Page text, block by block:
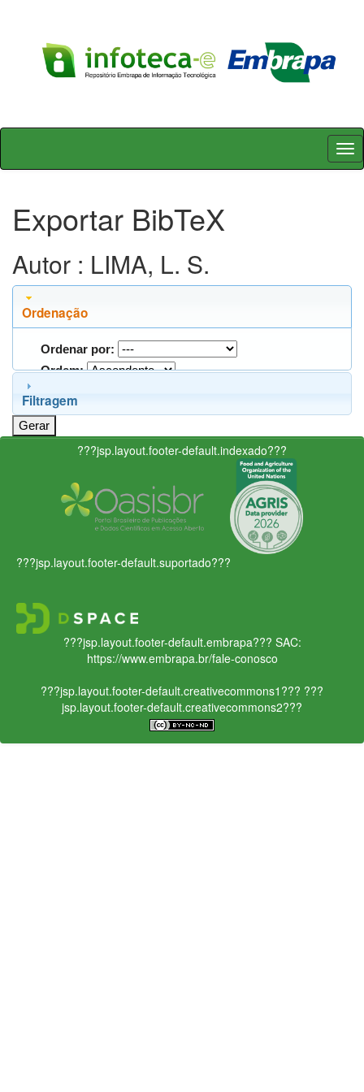
Skip
Exportar BibTeX
Autor : LIMA, L. S.
Ordenação
Ordenar por:
Ordem:
Filtragem
???jsp.layout.footer-default.indexado???
???jsp.layout.footer-default.suportado???
???jsp.layout.footer-default.embrapa??? SAC:
https://www.embrapa.br/fale-conosco
???jsp.layout.footer-default.creativecommons1??? ???
jsp.layout.footer-default.creativecommons2???